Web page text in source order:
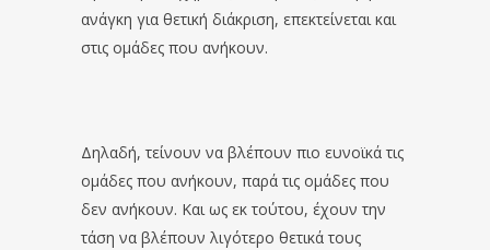
ανάγκη για θετική διάκριση, επεκτείνεται και
στις ομάδες που ανήκουν.
Δηλαδή, τείνουν να βλέπουν πιο ευνοϊκά τις
ομάδες που ανήκουν, παρά τις ομάδες που
δεν ανήκουν. Και ως εκ τούτου, έχουν την
τάση να βλέπουν λιγότερο θετικά τους